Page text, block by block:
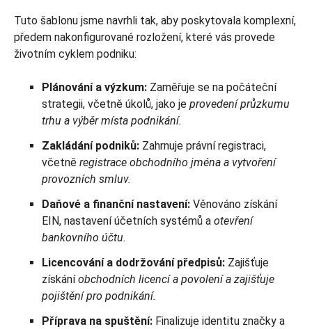
Tuto šablonu jsme navrhli tak, aby poskytovala komplexní,
předem nakonfigurované rozložení, které vás provede
životním cyklem podniku:
Plánování a výzkum: Zaměřuje se na počáteční
strategii, včetně úkolů, jako je provedení průzkumu
trhu a výběr místa podnikání.
Zakládání podniků: Zahrnuje právní registraci,
včetně registrace obchodního jména a vytvoření
provozních smluv.
Daňové a finanční nastavení: Věnováno získání
EIN, nastavení účetních systémů a otevření
bankovního účtu.
Licencování a dodržování předpisů: Zajišťuje
získáníobchodních licencí a povolení a zajišťuje
pojištění pro podnikání.
Příprava na spuštění: Finalizuje identitu značky a